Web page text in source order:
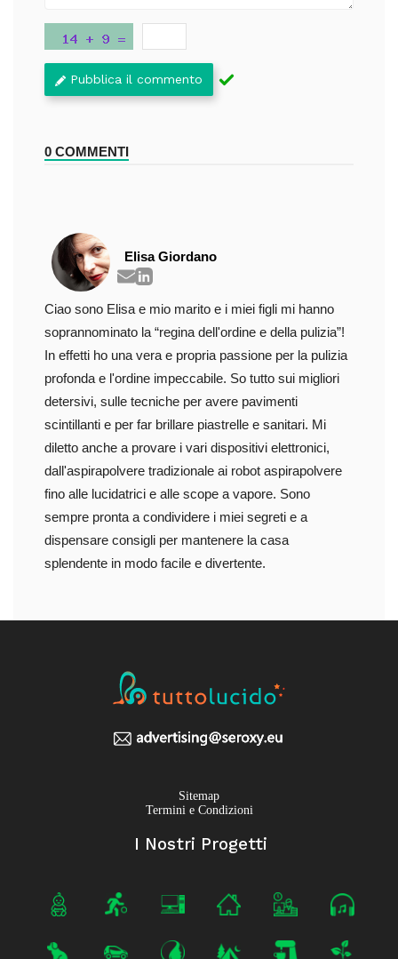
Pubblica il commento
0 COMMENTI
Elisa Giordano
Ciao sono Elisa e mio marito e i miei figli mi hanno
soprannominato la “regina dell'ordine e della pulizia”!
In effetti ho una vera e propria passione per la pulizia
profonda e l'ordine impeccabile. So tutto sui migliori
detersivi, sulle tecniche per avere pavimenti
scintillanti e per far brillare piastrelle e sanitari. Mi
diletto anche a provare i vari dispositivi elettronici,
dall'aspirapolvere tradizionale ai robot aspirapolvere
fino alle lucidatrici e alle scope a vapore. Sono
sempre pronta a condividere i miei segreti e a
dispensare consigli per mantenere la casa
splendente in modo facile e divertente.
Sitemap
Termini e Condizioni
I Nostri Progetti